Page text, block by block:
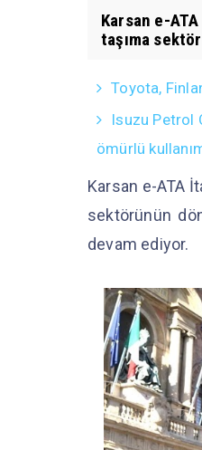
Karsan e-
taşıma
Toyota,
Isuzu Petrol
ömürlü
Karsan e-ATA
sektörünün
devam ediyor.